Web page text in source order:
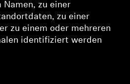
Namen, zu einer
zu einer
zu einem oder mehreren
identifiziert werden